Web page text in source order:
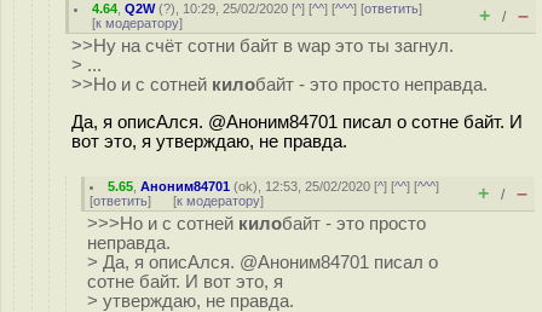
4.64 ,Q2W(?), 10:29, 25/02/2020 [^] [^^] [^^^] [ответить]
[к модератору] + / –
>>Ну на счёт сотни байт в wap это ты загнул.
> ...
>>Но и с сотней килобайт - это просто неправда.
Да, я описАлся. @Аноним84701 писал о сотне байт. И
вот это, я утверждаю, не правда.
5.65 ,Аноним84701 (ok), 12:53, 25/02/2020 [^] [^^] [^^^]
[ответить] [к модератору] + / –
>>>Но и с сотней килобайт - это просто
неправда.
> Да, я описАлся. @Аноним84701 писал о
сотне байт. И вот это, я
> утверждаю, не правда.